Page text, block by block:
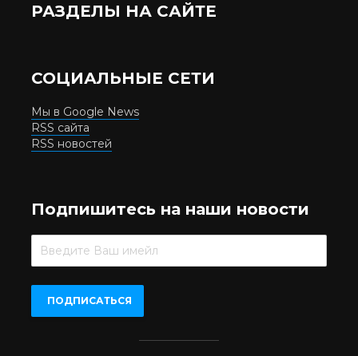
РАЗДЕЛЫ НА САЙТЕ
СОЦИАЛЬНЫЕ СЕТИ
Мы в Google News
RSS сайта
RSS новостей
Подпишитесь на наши новости